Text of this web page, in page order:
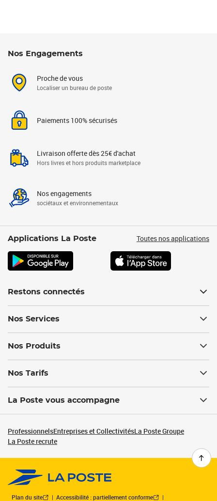
Nos Engagements
Proche de vous
Localiser un bureau de poste
Paiements 100% sécurisés
Livraison offerte dès 25€ d'achat
Hors livres et hors produits marketplace
Nos engagements
sociétaux et environnementaux
Applications La Poste Toutes nos applications
Restons connectés
Nos Services
Nos Produits
Nos Tarifs
La Poste vous accompagne
ProfessionnelsEntreprises et CollectivitésLa Poste Groupe
La Poste recrute
Plan du site Accessibilité : partiellement conforme